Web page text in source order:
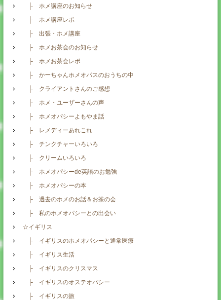
├ ホメ講座のお知らせ
├ ホメ講座レポ
├ 出張・ホメ講座
├ ホメお茶会のお知らせ
├ ホメお茶会レポ
├ かーちゃんホメオパスのおうちの中
├ クライアントさんのご感想
├ ホメ・ユーザーさんの声
├ ホメオパシーよもやま話
├ レメディーあれこれ
├ チンクチャーいろいろ
├ クリームいろいろ
├ ホメオパシーde英語のお勉強
├ ホメオパシーの本
├ 過去のホメのお話＆お茶の会
├ 私のホメオパシーとの出会い
☆イギリス
├ イギリスのホメオパシーと通常医療
├ イギリス生活
├ イギリスのクリスマス
├ イギリスのオステオパシー
├ イギリスの旅